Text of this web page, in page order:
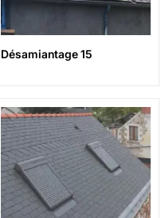
Désamiantage 15